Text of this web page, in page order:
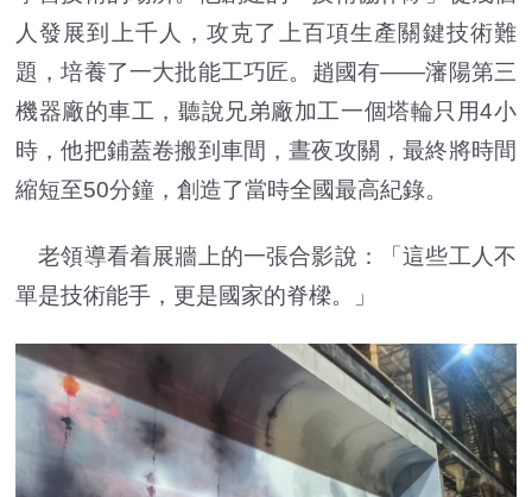
人發展到上千人，攻克了上百項生產關鍵技術難
題，培養了一大批能工巧匠。趙國有——瀋陽第三
機器廠的車工，聽說兄弟廠加工一個塔輪只用4小
時，他把鋪蓋卷搬到車間，晝夜攻關，最終將時間
縮短至50分鐘，創造了當時全國最高紀錄。
老領導看着展牆上的一張合影說：「這些工人不
單是技術能手，更是國家的脊樑。」